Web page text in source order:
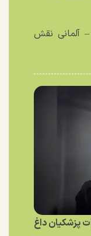
– آلمانی نقش
پزشکیان داغ